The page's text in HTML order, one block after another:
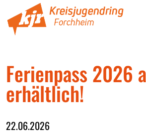
Ferienpass 2026
erhältlich!
22.06.2026